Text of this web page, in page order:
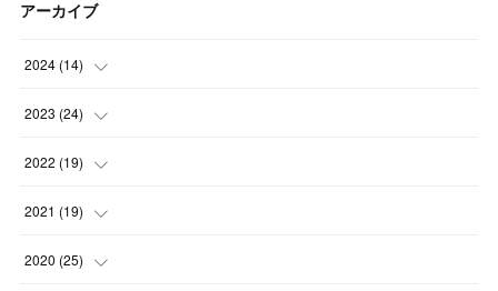
アーカイブ
2024 (14)
(3
(1
(1
(1
2023 (24)
(13 )
(1
(2
2022 (19)
(1
(2
2021 (19)
(1
2020 (25)